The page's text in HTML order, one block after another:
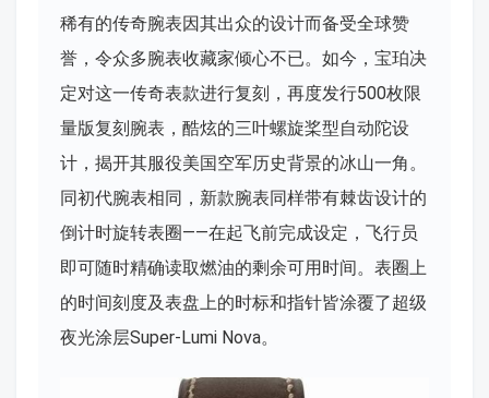
稀有的传奇腕表因其出众的设计而备受全球赞
誉，令众多腕表收藏家倾心不已。如今，宝珀决
定对这一传奇表款进行复刻，再度发行500枚限
量版复刻腕表，酷炫的三叶螺旋桨型自动陀设
计，揭开其服役美国空军历史背景的冰山一角。
同初代腕表相同，新款腕表同样带有棘齿设计的
倒计时旋转表圈——在起飞前完成设定，飞行员
即可随时精确读取燃油的剩余可用时间。表圈上
的时间刻度及表盘上的时标和指针皆涂覆了超级
夜光涂层Super-Lumi Nova。